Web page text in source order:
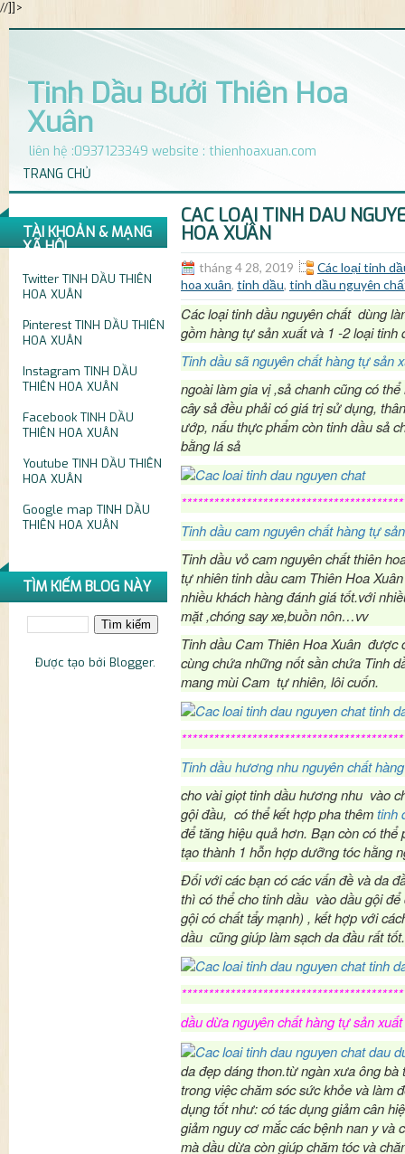
//]]>
Tinh Dầu Bưởi Thiên Hoa
Xuân
liên hệ :0937123349 website : thienhoaxuan.com
TRANG CHỦ
TÀI KHOẢN & MẠNG
XÃ HỘI
Twitter TINH DẦU THIÊN
HOA XUÂN
Pinterest TINH DẦU THIÊN
HOA XUÂN
Instagram TINH DẦU
THIÊN HOA XUÂN
Facebook TINH DẦU
THIÊN HOA XUÂN
Youtube TINH DẦU THIÊN
HOA XUÂN
Google map TINH DẦU
THIÊN HOA XUÂN
TÌM KIẾM BLOG NÀY
Được tạo bởi Blogger.
CÁC LOẠI TINH DẦU
HOA XUÂN
tháng 4 28, 2019
Các loại tinh
hoa xuân, tinh dầu, tinh dầu nguyên
Các loại tinh dầu nguyên chất dùng
gồm hàng tự sản xuất và 1 -2 loại tinh
Tinh dầu sã nguyên chất hàng tự sản
ngoài làm gia vị ,sả chanh cũng có
cây sả đều phải có giá trị sử dụng,
ướp, nấu thực phẩm còn tinh dầu sả
bằng lá sả
Tinh dầu cam nguyên chất hàng tự
Tinh dầu vỏ cam nguyên chất thiên
tự nhiên tinh dầu cam Thiên Hoa
nhiều khách hàng đánh giá tốt.với
mặt ,chóng say xe,buồn nôn…vv
Tinh dầu Cam Thiên Hoa Xuân được
cùng chứa những nốt sần chứa Tinh
mang mùi Cam tự nhiên, lôi cuốn.
Tinh dầu hương nhu nguyên chất
cho vài giọt tinh dầu hương nhu vào
gội đầu, có thể kết hợp pha thêmtinh
để tăng hiệu quả hơn. Bạn còn có
tạo thành 1 hỗn hợp dưỡng tóc hằng
Đối với các bạn có các vấn đề và da
thì có thể cho tinh dầu vào dầu gội
gội có chất tẩy mạnh) , kết hợp với
dầu cũng giúp làm sạch da đầu rất tốt.
dầu dừa nguyên chất hàng tự sản xuất
da đẹp dáng thon.từ ngàn xưa ông
trong việc chăm sóc sức khỏe và làm
dụng tốt như: có tác dụng giảm cân
giảm nguy cơ mắc các bệnh nan y
mà dầu dừa còn giúp chăm tóc và